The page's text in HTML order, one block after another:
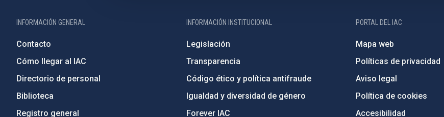
INFORMACIÓN GENERAL
Contacto
Cómo llegar al IAC
Directorio de personal
Biblioteca
Registro general
INFORMACIÓN INSTITUCIONAL
Legislación
Transparencia
Código ético y política antifraude
Igualdad y diversidad de género
Forever IAC
PORTAL DEL IAC
Mapa web
Políticas de privacidad
Aviso legal
Política de cookies
Accesibilidad